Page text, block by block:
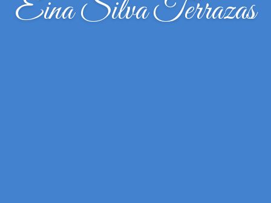
Eina Silva Terrazas